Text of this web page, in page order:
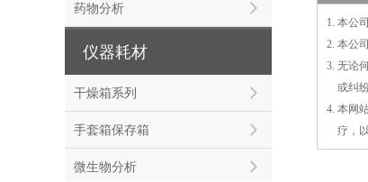
药物分析
仪器耗材
干燥箱系列
手套箱保存箱
微生物分析
1. 本公
2. 本公
3. 无论
或纠
4. 本网
疗，